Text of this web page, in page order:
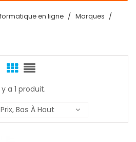
en ligne
Marques
y a 1 produit.
Prix, Bas À Haut